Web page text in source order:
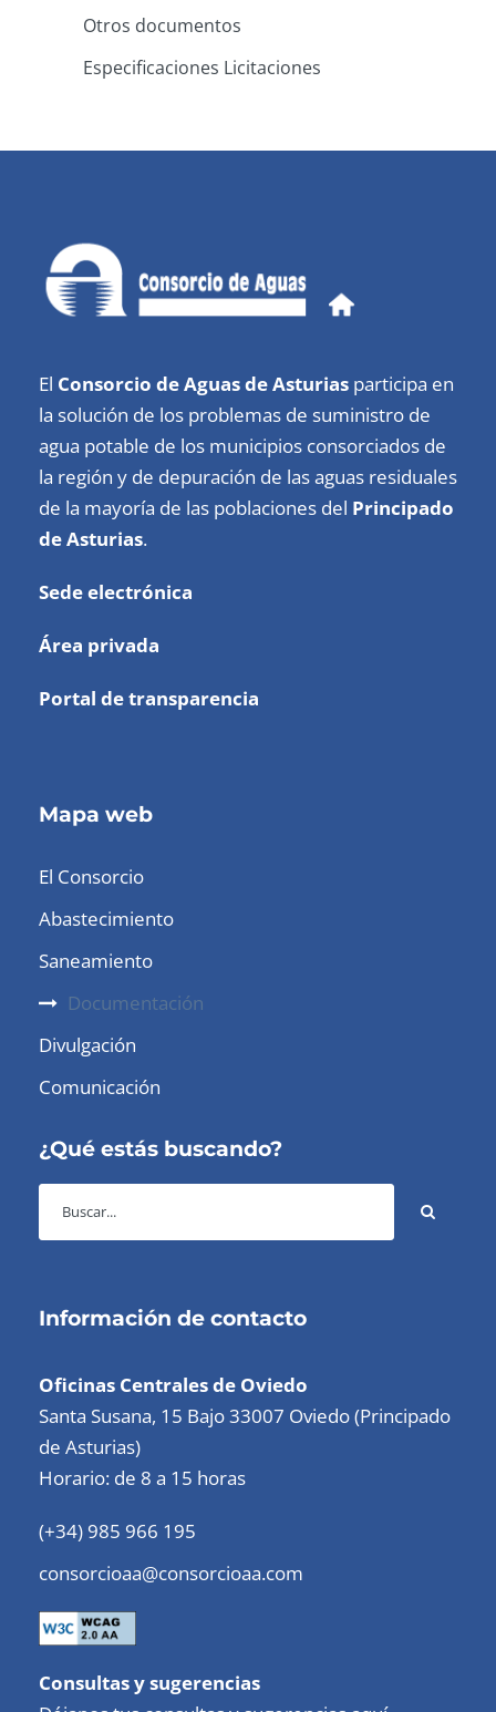
Otros documentos
Especificaciones Licitaciones
El Consorcio de Aguas de Asturias participa en
la solución de los problemas de suministro de
agua potable de los municipios consorciados de
la región y de depuración de las aguas residuales
de la mayoría de las poblaciones del Principado
de Asturias.
Sede electrónica
Área privada
Portal de transparencia
Mapa web
El Consorcio
Abastecimiento
Saneamiento
Documentación
Divulgación
Comunicación
¿Qué estás buscando?
Información de contacto
Oficinas Centrales de Oviedo
Santa Susana, 15 Bajo 33007 Oviedo (Principado
de Asturias)
Horario: de 8 a 15 horas
(+34) 985 966 195
consorcioaa@consorcioaa.com
Consultas y sugerencias